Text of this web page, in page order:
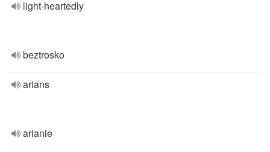
light-heartedly
beztrosko
arians
arianie